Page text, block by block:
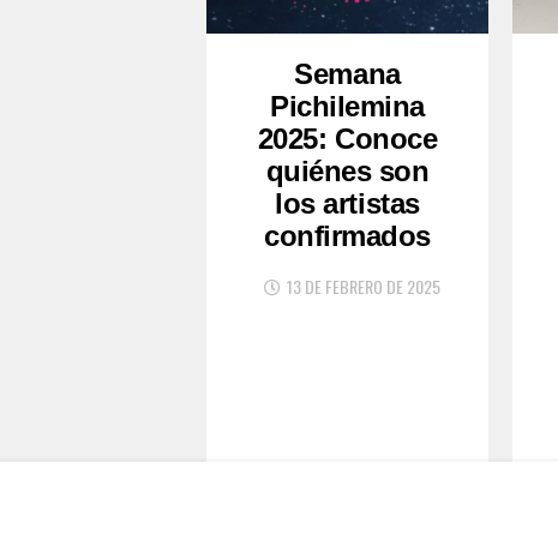
Semana
Pichilemina
2025: Conoce
quiénes son
los artistas
confirmados
13 DE FEBRERO DE 2025